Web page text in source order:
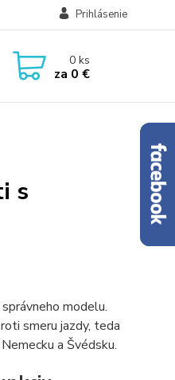
Prihlásenie
0ks
za 0 €
s
modelu.
smeru jazdy, teda
a Švédsku.